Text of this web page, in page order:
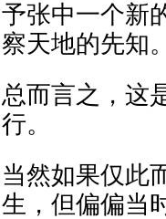
予张中一个新
察天地的先知。
总而言之，这
行。
当然如果仅此
生，但偏偏当